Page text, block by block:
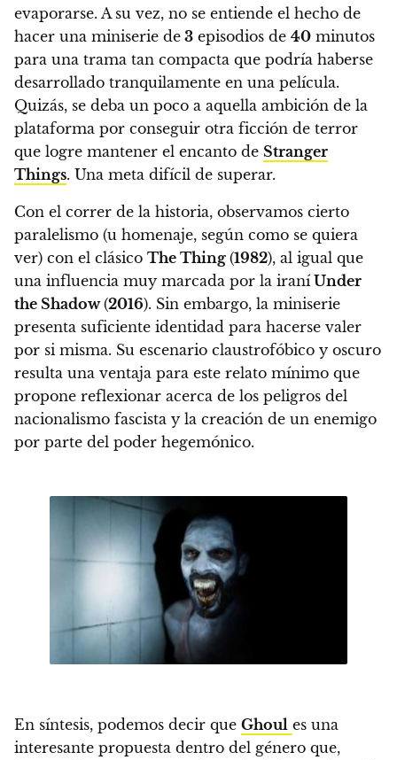
evaporarse. A su vez, no se entiende el hecho de
hacer una miniserie de 3 episodios de 40 minutos
para una trama tan compacta que podría haberse
desarrollado tranquilamente en una película.
Quizás, se deba un poco a aquella ambición de la
plataforma por conseguir otra ficción de terror
que logre mantener el encanto de Stranger
Things. Una meta difícil de superar.
Con el correr de la historia, observamos cierto
paralelismo (u homenaje, según como se quiera
ver) con el clásico The Thing (1982), al igual que
una influencia muy marcada por la iraníUnder
the Shadow(2016). Sin embargo, la miniserie
presenta suficiente identidad para hacerse valer
por si misma. Su escenario claustrofóbico y oscuro
resulta una ventaja para este relato mínimo que
propone reflexionar acerca de los peligros del
nacionalismo fascista y la creación de un enemigo
por parte del poder hegemónico.
En síntesis, podemos decir que Ghoul es una
interesante propuesta dentro del género que,